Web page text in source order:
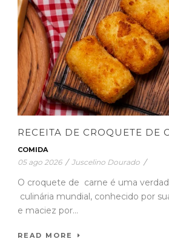
RECEITA DE CROQUETE DE
COMIDA
05 ago 2026 / Juscelino Dourado /
O croquete de carne é uma
culinária mundial, conhecido por
e maciez por...
READ MORE